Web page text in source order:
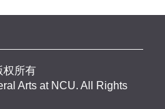
权所有
Arts at NCU. All Rights